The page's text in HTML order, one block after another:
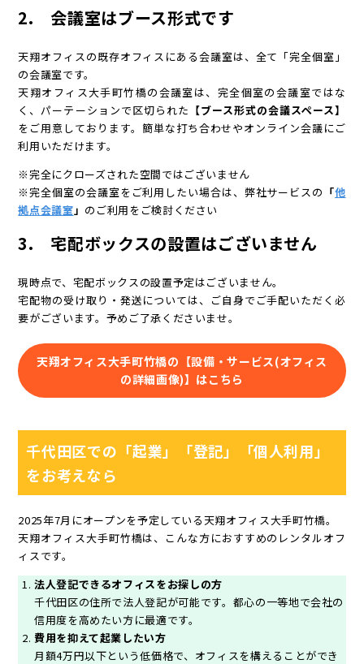
2. 会議室はブース形式です
天翔オフィスの既存オフィスにある会議室は、全て「完全個室」
の会議室です。
天翔オフィス大手町竹橋の会議室は、完全個室の会議室ではな
く、パーテーションで区切られた 【ブース形式の会議スペース】
をご用意しております。簡単な打ち合わせやオンライン会議にご
利用いただけます。
※完全にクローズされた空間ではございません
※完全個室の会議室をご利用したい場合は、弊社サービスの 「他
拠点会議室」 のご利用をご検討ください
3. 宅配ボックスの設置はございません
現時点で、宅配ボックスの設置予定はございません。
宅配物の受け取り・発送については、ご自身でご手配いただく必
要がございます。予めご了承くださいませ。
天翔オフィス大手町竹橋の【設備・サービス(オフィス
の詳細画像)】はこちら
千代田区での「起業」「登記」「個人利用」
をお考えなら
2025年7月にオープンを予定している天翔オフィス大手町竹橋。
天翔オフィス大手町竹橋は、こんな方におすすめのレンタルオフ
ィスです。
法人登記できるオフィスをお探しの方
千代田区の住所で法人登記が可能です。都心の一等地で会社の
信用度を高めたい方に最適です。
費用を抑えて起業したい方
月額4万円以下という低価格で、オフィスを構えることができ